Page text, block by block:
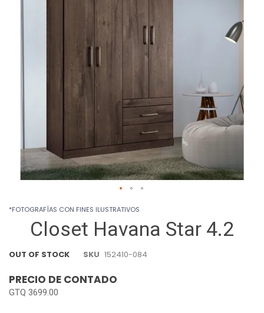
Closet Havana Star 4.2
OUT OF STOCK SKU 152410-084
PRECIO DE CONTADO
GTQ 3699.00
to
beginning
the
gallery
*FOTOGRAFÍAS CON FINES ILUSTRATIVOS